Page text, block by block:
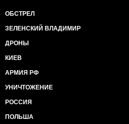
ОБСТРЕЛ
ЗЕЛЕНСКИЙ ВЛАДИМИР
ДРОНЫ
КИЕВ
АРМИЯ РФ
УНИЧТОЖЕНИЕ
РОССИЯ
ПОЛЬША